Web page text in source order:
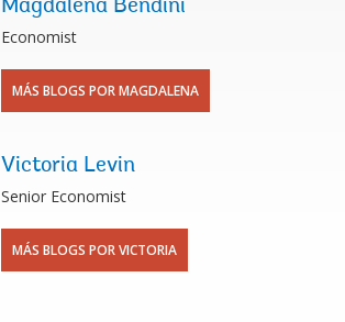
Magdalena Bendini
Economist
MÁS BLOGS POR MAGDALENA
Victoria Levin
Senior Economist
MÁS BLOGS POR VICTORIA